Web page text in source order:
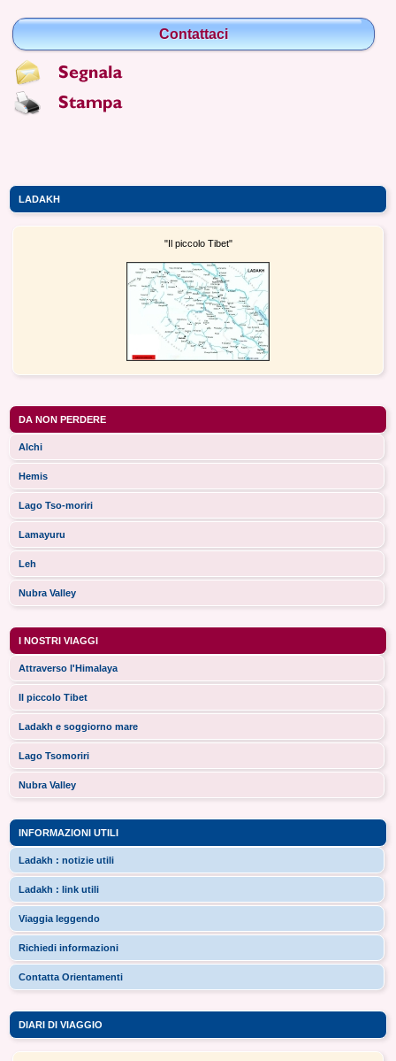
LADAKH
"Il piccolo Tibet"
DA NON PERDERE
Alchi
Hemis
Lago Tso-moriri
Lamayuru
Leh
Nubra Valley
Contattaci
I NOSTRI VIAGGI
Attraverso l'Himalaya
Il piccolo Tibet
Ladakh e soggiorno mare
Lago Tsomoriri
Nubra Valley
INFORMAZIONI UTILI
Ladakh : notizie utili
Ladakh : link utili
Viaggia leggendo
Richiedi informazioni
Contatta Orientamenti
DIARI DI VIAGGIO